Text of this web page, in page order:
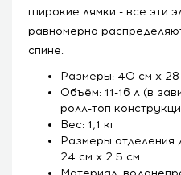
широкие лямки - все эти
равномерно
спине.
Размеры: 40 см х 28
Объём: 11-16 л (в
ролл-топ
Вес: 1,1 кг
Размеры отделения
24 см х 2.5 см